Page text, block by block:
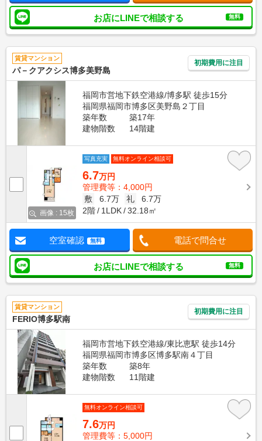
お店にLINEで相談する 無料
賃貸マンション
パ－クアクシス博多美野島
初期費用に注目
福岡市営地下鉄空港線/博多駅 徒歩15分
福岡県福岡市博多区美野島２丁目
築年数
築17年
建物階数
14階建
画像 : 15枚
写真充実 無料オンライン相談可
6.7万円
管理費等：4,000円
敷
6.7万 礼
6.7万
2階
1LDK 32.18㎡
空室確認 無料 電話で問合せ
お店にLINEで相談する 無料
賃貸マンション
FERIO博多駅南
初期費用に注目
福岡市営地下鉄空港線/東比恵駅 徒歩14分
福岡県福岡市博多区博多駅南４丁目
築年数
築8年
建物階数
11階建
無料オンライン相談可
7.6万円
管理費等：5,000円